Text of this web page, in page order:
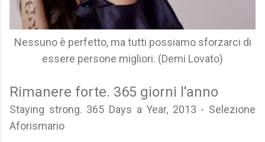
Nessuno è perfetto, ma tutti possiamo sforzarci di
essere persone migliori. (Demi Lovato)
Rimanere forte. 365 giorni l'anno
Staying strong. 365 Days a Year, 2013 - Selezione
Aforismario